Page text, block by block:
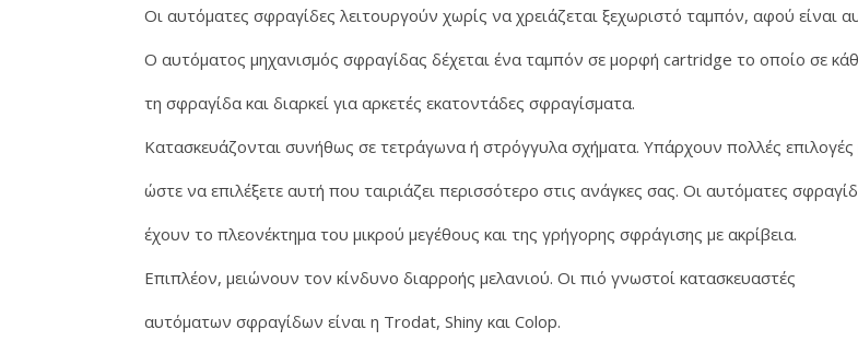
Οι αυτόματες σφραγίδες λειτουργούν χωρίς να χρειάζεται ξεχωριστό ταμπόν, αφού είναι
Ο αυτόματος μηχανισμός σφραγίδας δέχεται ένα ταμπόν σε μορφή cartridge το οποίο σε
τη σφραγίδα και διαρκεί για αρκετές εκατοντάδες σφραγίσματα.
Κατασκευάζονται συνήθως σε τετράγωνα ή στρόγγυλα σχήματα. Υπάρχουν πολλές επιλογές
ώστε να επιλέξετε αυτή που ταιριάζει περισσότερο στις ανάγκες σας. Οι αυτόματες
έχουν το πλεονέκτημα του μικρού μεγέθους και της γρήγορης σφράγισης με ακρίβεια.
Επιπλέον, μειώνουν τον κίνδυνο διαρροής μελανιού. Οι πιό γνωστοί κατασκευαστές
αυτόματων σφραγίδων είναι η Trodat, Shiny και Colop.